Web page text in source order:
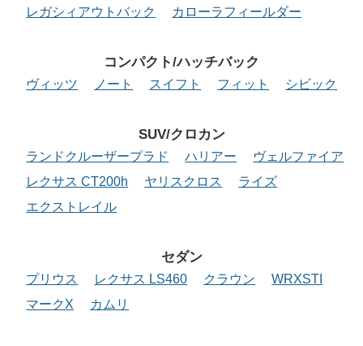
レガシィアウトバック
カローラフィールダー
コンパクト/ハッチバック
ヴィッツ ノート スイフト フィット シビック
SUV/クロカン
ランドクルーザープラド ハリアー
ヴェルファイア
レクサス CT200h
ヤリスクロス
ライズ
エクストレイル
セダン
プリウス レクサス LS460 クラウン
WRXSTI
マークX
カムリ